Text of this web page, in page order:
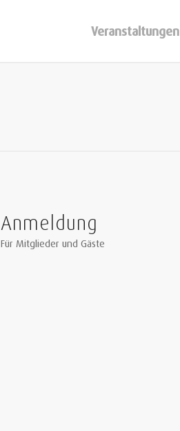
Veranstaltungen
Anmeldung
Für Mitglieder und Gäste